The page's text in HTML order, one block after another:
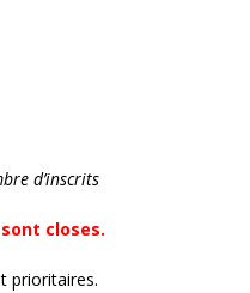
d’inscrits
closes.
prioritaires.